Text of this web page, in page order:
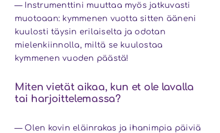
— Instrumenttini muuttaa myös jatkuvasti
muotoaan: kymmenen vuotta sitten ääneni
kuulosti täysin erilaiselta ja odotan
mielenkiinnolla, miltä se kuulostaa
kymmenen vuoden päästä!
Miten vietät aikaa, kun et ole lavalla
tai harjoittelemassa?
— Olen kovin eläinrakas ja ihanimpia päiviä